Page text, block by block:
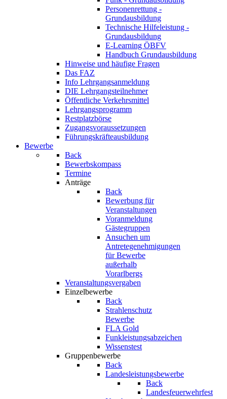
Personenrettung -
Grundausbildung
Technische Hilfeleistung -
Grundausbildung
E-Learning ÖBFV
Handbuch Grundausbildung
Hinweise und häufige Fragen
Das FAZ
Info Lehrgangsanmeldung
DIE Lehrgangsteilnehmer
Öffentliche Verkehrsmittel
Lehrgangsprogramm
Restplatzbörse
Zugangsvoraussetzungen
Führungskräfteausbildung
Bewerbe
Back
Bewerbskompass
Termine
Anträge
Back
Bewerbung für
Veranstaltungen
Voranmeldung
Gästegruppen
Ansuchen um
Antretegenehmigungen
für Bewerbe
außerhalb
Vorarlbergs
Veranstaltungsvergaben
Einzelbewerbe
Back
Strahlenschutz
Bewerbe
FLA Gold
Funkleistungsabzeichen
Wissenstest
Gruppenbewerbe
Back
Landesleistungsbewerbe
Back
Landesfeuerwehrfest